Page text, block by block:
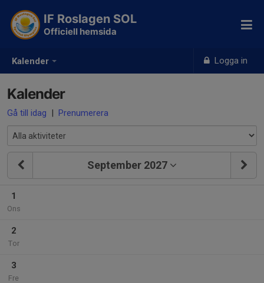
Kalender Logga in
IF Roslagen SOL
Officiell hemsida
Kalender
Gå till idag | Prenumerera
September 2027
1
Ons
2
Tor
3
Fre